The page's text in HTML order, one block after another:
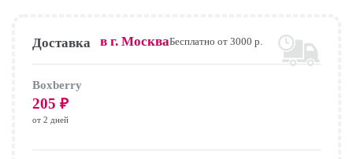
Доставка в г. МоскваБесплатно от 3000 р.
Boxberry
205 ₽
от 2 дней